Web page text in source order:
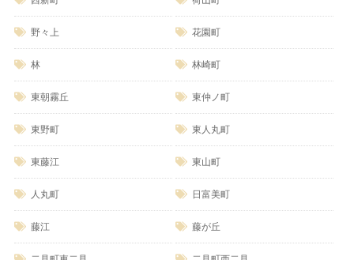
野々上 花園町
林 林崎町
東朝霧丘 東仲ノ町
東野町 東人丸町
東藤江 東山町
人丸町 日富美町
藤江 藤が丘